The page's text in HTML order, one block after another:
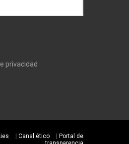
privacidad
Canal ético
Portal de